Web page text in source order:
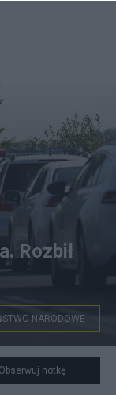
Rozbił
NARODOWE
Obserwuj notkę